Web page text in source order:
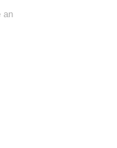
an